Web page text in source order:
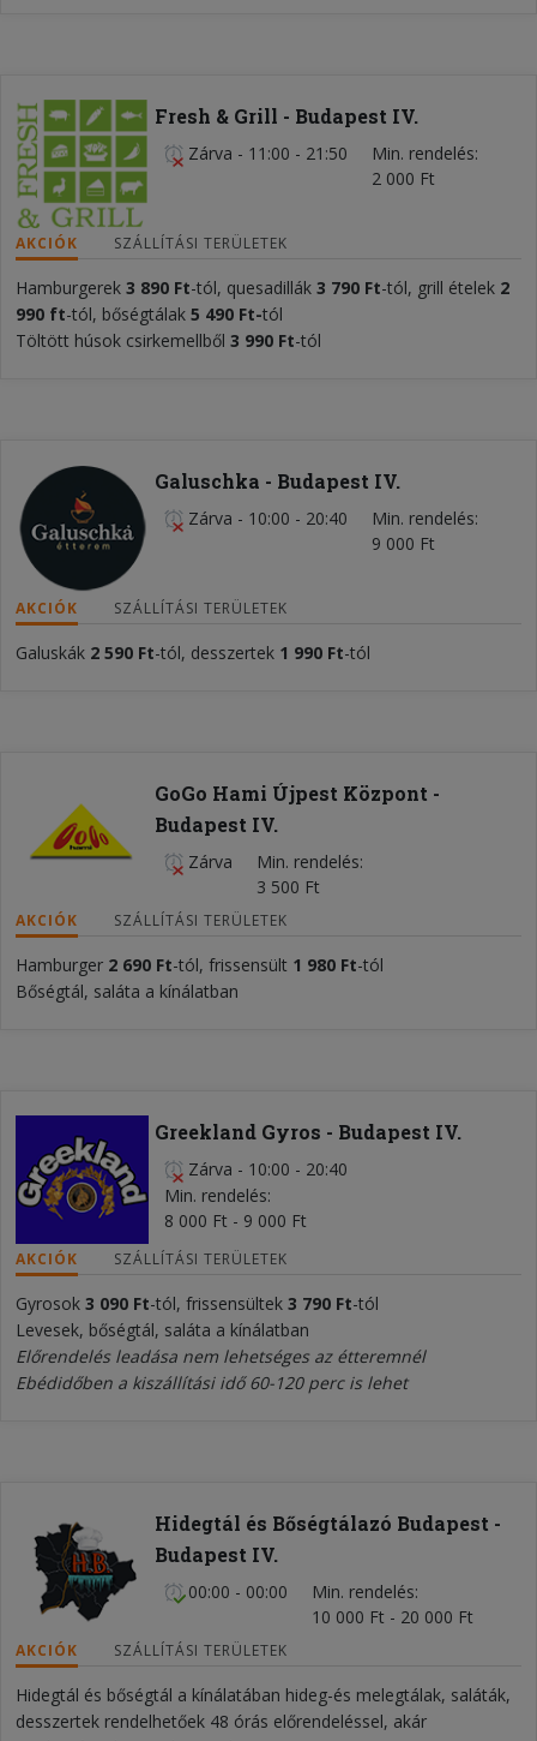
Fresh & Grill - Budapest IV.
Zárva - 11:00 - 21:50
Min. rendelés
2 000 Ft
AKCIÓK SZÁLLÍTÁSI TERÜLETEK
Hamburgerek 3 890 Ft-tól, quesadillák 3 790 Ft-tól, grill ételek 2
990 ft-tól, bőségtálak 5 490 Ft-tól
Töltött húsok csirkemellből 3 990 Ft-tól
Galuschka - Budapest IV.
Zárva - 10:00 - 20:40
Min. rendelés
9 000 Ft
AKCIÓK SZÁLLÍTÁSI TERÜLETEK
Galuskák 2 590 Ft-tól, desszertek 1 990 Ft-tól
GoGo Hami Újpest Központ -
Budapest IV.
Zárva
Min. rendelés
3 500 Ft
AKCIÓK SZÁLLÍTÁSI TERÜLETEK
Hamburger 2 690 Ft-tól, frissensült 1 980 Ft-tól
Bőségtál, saláta a kínálatban
Greekland Gyros - Budapest IV.
Zárva - 10:00 - 20:40
Min. rendelés
8 000 Ft - 9 000 Ft
AKCIÓK SZÁLLÍTÁSI TERÜLETEK
Gyrosok 3 090 Ft-tól, frissensültek 3 790 Ft-tól
Levesek, bőségtál, saláta a kínálatban
Előrendelés leadása nem lehetséges az étteremnél
Ebédidőben a kiszállítási idő 60-120 perc is lehet
Hidegtál és Bőségtálazó Budapest -
Budapest IV.
00:00 - 00:00
Min. rendelés
10 000 Ft - 20 000 Ft
AKCIÓK SZÁLLÍTÁSI TERÜLETEK
Hidegtál és bőségtál a kínálatában hideg-és melegtálak, saláták,
desszertek rendelhetőek 48 órás előrendeléssel, akár